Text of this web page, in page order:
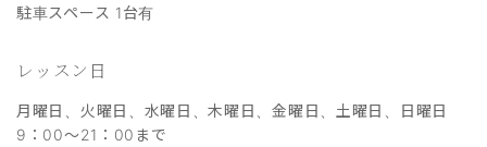
駐車スペース 1台有
レッスン日
月曜日、火曜日、水曜日、木曜日、金曜日、土曜日、日曜日
9：00～21：00まで